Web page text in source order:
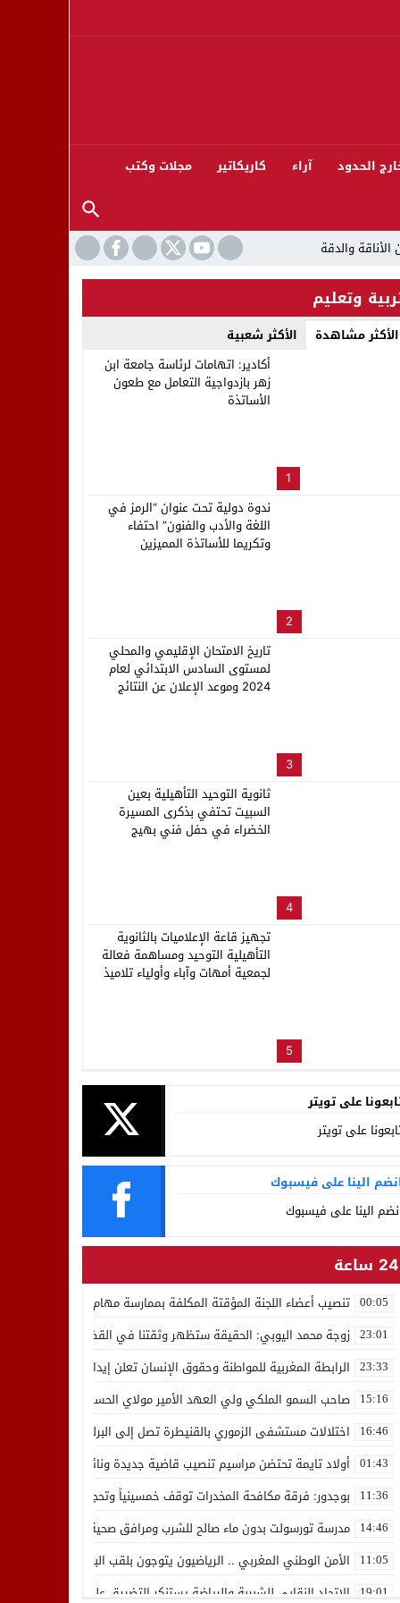
الحدود آراء كاريكاتير مجلات وكتب
13
بنزاهة النهائي
وتعليم
الأكثر مشاهدة الأكثر شعبية
1
أكادير: اتهامات لرئاسة جامعة ابن
زهر بازدواجية التعامل مع طعون
الأساتذة
2
ندوة دولية تحت عنوان “الرمز في
اللغة والأدب والفنون” احتفاء
وتكريما للأساتذة المميزين
3
تاريخ الامتحان الإقليمي والمحلي
لمستوى السادس الابتدائي لعام
2024 وموعد الإعلان عن النتائج
4
ثانوية التوحيد التأهيلية بعين
السبيت تحتفي بذكرى المسيرة
الخضراء في حفل فني بهيج
5
تجهيز قاعة الإعلاميات بالثانوية
التأهيلية التوحيد ومساهمة فعالة
لجمعية أمهات وآباء وأولياء تلاميذ
على تويتر
على تويتر
الينا على فيسبوك
الينا على فيسبوك
24 ساعة
00:05 تنصيب أعضاء اللجنة المؤقتة المكلفة بممارسة مهام المجلس الوطني
23:01 زوجة محمد اليوبي: الحقيقة ستظهر وثقتنا في القضاء ثابتة
23:33 الرابطة المغربية للمواطنة وحقوق الإنسان تعلن إيداع رئيسها
15:16 صاحب السمو الملكي ولي العهد الأمير مولاي الحسن يدشن “برج
16:46 اختلالات مستشفى الزموري بالقنيطرة تصل إلى البرلمان واستقالة
01:43 أولاد تايمة تحتضن مراسيم تنصيب قاضية جديدة ونائب لوكيل الملك
11:36 بوجدور: فرقة مكافحة المخدرات توقف خمسينياً وتحجز 10 كيلوغرامات من الشيرا
14:46 مدرسة تورسولت بدون ماء صالح للشرب ومرافق صحية في وضعية
11:05 الأمن الوطني المغربي .. الرياضيون يتوجون بلقب البطولة العربية
19:01 الاتحاد النقابي للشبيبة والرياضة يستنكر التضييق على الموظفين